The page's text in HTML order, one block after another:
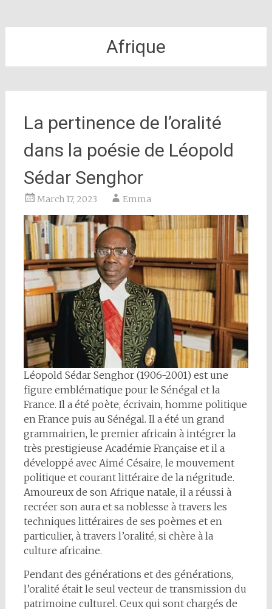
Afrique
La pertinence de l’oralité
dans la poésie de Léopold
Sédar Senghor
March 17, 2023 Emma
Léopold Sédar Senghor (1906-2001) est une
figure emblématique pour le Sénégal et la
France. Il a été poète, écrivain, homme politique
en France puis au Sénégal. Il a été un grand
grammairien, le premier africain à intégrer la
très prestigieuse Académie Française et il a
développé avec Aimé Césaire, le mouvement
politique et courant littéraire de la négritude.
Amoureux de son Afrique natale, il a réussi à
recréer son aura et sa noblesse à travers les
techniques littéraires de ses poèmes et en
particulier, à travers l’oralité, si chère à la
culture africaine.
Pendant des générations et des générations,
l’oralité était le seul vecteur de transmission du
patrimoine culturel. Ceux qui sont chargés de